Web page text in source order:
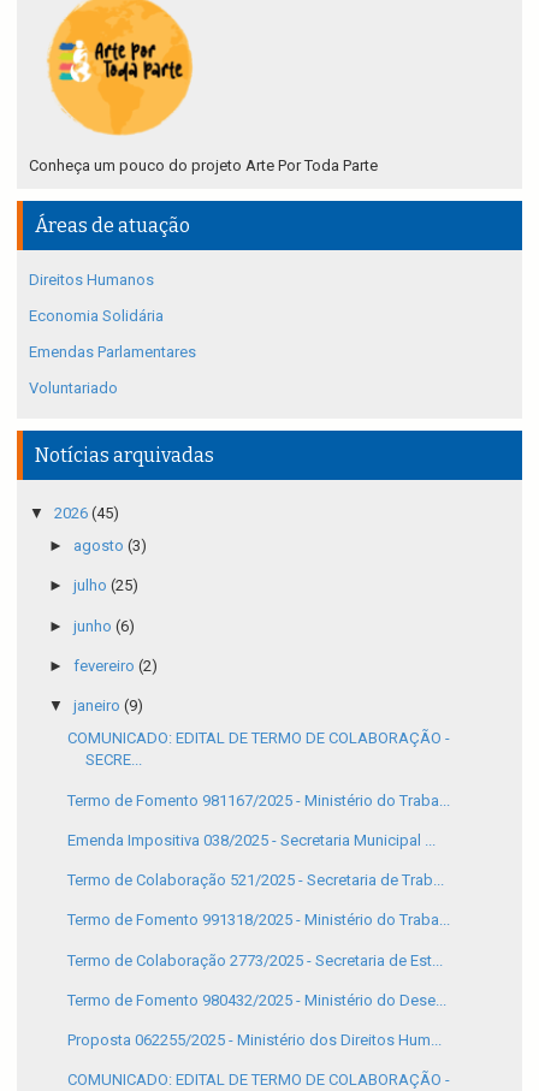
Conheça um pouco do projeto Arte Por Toda Parte
Áreas de atuação
Direitos Humanos
Economia Solidária
Emendas Parlamentares
Voluntariado
Notícias arquivadas
▼ 2026 (45)
► agosto (3)
► julho (25)
► junho (6)
► fevereiro (2)
▼ janeiro (9)
COMUNICADO: EDITAL DE TERMO DE COLABORAÇÃO -
SECRE...
Termo de Fomento 981167/2025 - Ministério do Traba...
Emenda Impositiva 038/2025 - Secretaria Municipal ...
Termo de Colaboração 521/2025 - Secretaria de Trab...
Termo de Fomento 991318/2025 - Ministério do Traba...
Termo de Colaboração 2773/2025 - Secretaria de Est...
Termo de Fomento 980432/2025 - Ministério do Dese...
Proposta 062255/2025 - Ministério dos Direitos Hum...
COMUNICADO: EDITAL DE TERMO DE COLABORAÇÃO -